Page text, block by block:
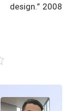
design.” 2008